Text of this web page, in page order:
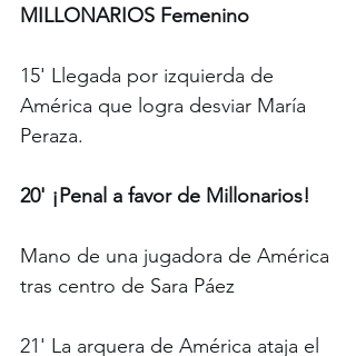
MILLONARIOS Femenino
15' Llegada por izquierda de
América que logra desviar María
Peraza.
20' ¡Penal a favor de Millonarios!
Mano de una jugadora de América
tras centro de Sara Páez
21' La arquera de América ataja el